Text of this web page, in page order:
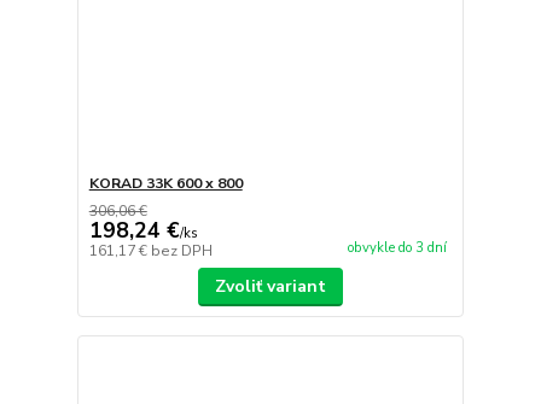
KORAD 33K 600 x 800
306,06 €
198,24 €/ks
161,17 € bez DPH obvykle do 3 dní
Zvoliť variant